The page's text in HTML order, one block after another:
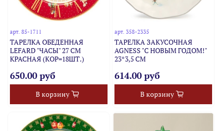
арт.85-1711
ТАРЕЛКА ОБЕДЕННАЯ
LEFARD "ЧАСЫ" 27 СМ
КРАСНАЯ (КОР=18ШТ.)
650.00 руб
В корзину
арт. 358-2335
ТАРЕЛКА ЗАКУСОЧНАЯ
AGNESS "С НОВЫМ ГОДОМ!"
23*3,5 СМ
614.00 руб
В корзину